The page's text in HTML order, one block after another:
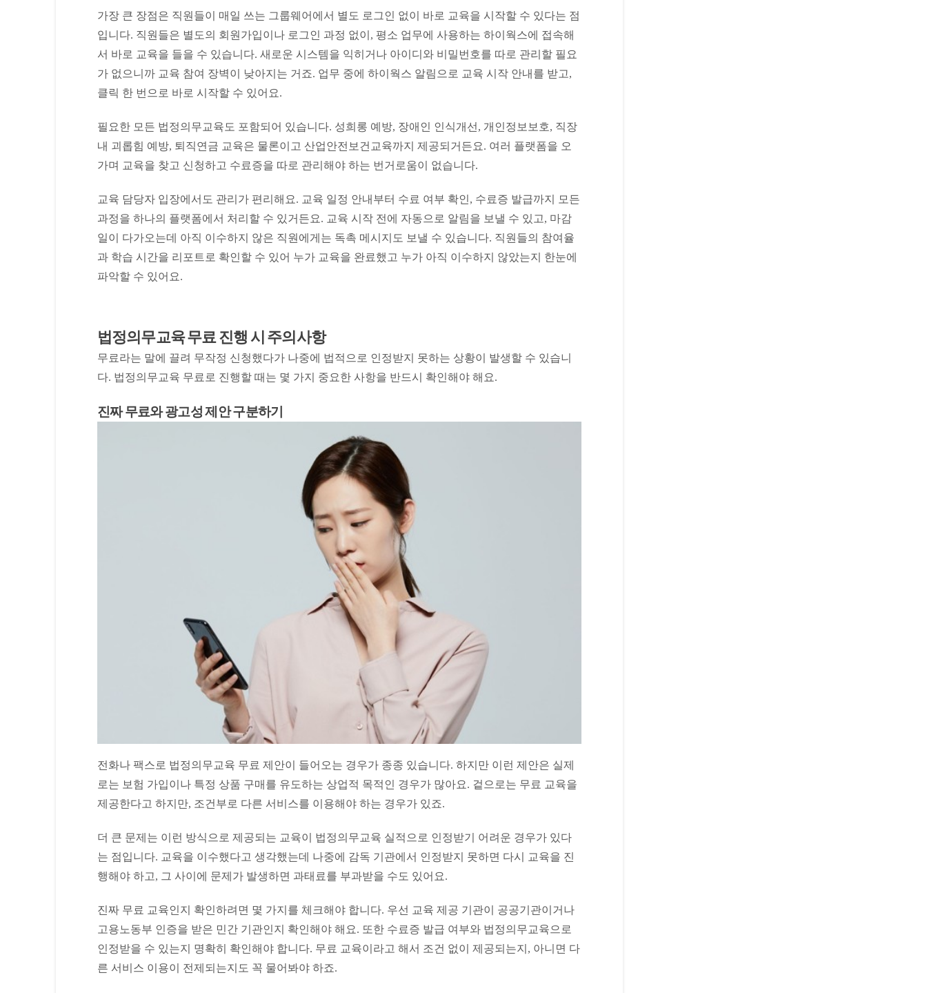
가장 큰 장점은 직원들이 매일 쓰는 그룹웨어에서 별도 로그인 없이 바로 교육을 시작할 수 있다는 점
입니다. 직원들은 별도의 회원가입이나 로그인 과정 없이, 평소 업무에 사용하는 하이웍스에 접속해
서 바로 교육을 들을 수 있습니다. 새로운 시스템을 익히거나 아이디와 비밀번호를 따로 관리할 필요
가 없으니까 교육 참여 장벽이 낮아지는 거죠. 업무 중에 하이웍스 알림으로 교육 시작 안내를 받고,
클릭 한 번으로 바로 시작할 수 있어요.
필요한 모든 법정의무교육도 포함되어 있습니다. 성희롱 예방, 장애인 인식개선, 개인정보보호, 직장
내 괴롭힘 예방, 퇴직연금 교육은 물론이고 산업안전보건교육까지 제공되거든요. 여러 플랫폼을 오
가며 교육을 찾고 신청하고 수료증을 따로 관리해야 하는 번거로움이 없습니다.
교육 담당자 입장에서도 관리가 편리해요. 교육 일정 안내부터 수료 여부 확인, 수료증 발급까지 모든
과정을 하나의 플랫폼에서 처리할 수 있거든요. 교육 시작 전에 자동으로 알림을 보낼 수 있고, 마감
일이 다가오는데 아직 이수하지 않은 직원에게는 독촉 메시지도 보낼 수 있습니다. 직원들의 참여율
과 학습 시간을 리포트로 확인할 수 있어 누가 교육을 완료했고 누가 아직 이수하지 않았는지 한눈에
파악할 수 있어요.
법정의무교육 무료 진행 시 주의사항
무료라는 말에 끌려 무작정 신청했다가 나중에 법적으로 인정받지 못하는 상황이 발생할 수 있습니
다. 법정의무교육 무료로 진행할 때는 몇 가지 중요한 사항을 반드시 확인해야 해요.
진짜 무료와 광고성 제안 구분하기
전화나 팩스로 법정의무교육 무료 제안이 들어오는 경우가 종종 있습니다. 하지만 이런 제안은 실제
로는 보험 가입이나 특정 상품 구매를 유도하는 상업적 목적인 경우가 많아요. 겉으로는 무료 교육을
제공한다고 하지만, 조건부로 다른 서비스를 이용해야 하는 경우가 있죠.
더 큰 문제는 이런 방식으로 제공되는 교육이 법정의무교육 실적으로 인정받기 어려운 경우가 있다
는 점입니다. 교육을 이수했다고 생각했는데 나중에 감독 기관에서 인정받지 못하면 다시 교육을 진
행해야 하고, 그 사이에 문제가 발생하면 과태료를 부과받을 수도 있어요.
진짜 무료 교육인지 확인하려면 몇 가지를 체크해야 합니다. 우선 교육 제공 기관이 공공기관이거나
고용노동부 인증을 받은 민간 기관인지 확인해야 해요. 또한 수료증 발급 여부와 법정의무교육으로
인정받을 수 있는지 명확히 확인해야 합니다. 무료 교육이라고 해서 조건 없이 제공되는지, 아니면 다
른 서비스 이용이 전제되는지도 꼭 물어봐야 하죠.